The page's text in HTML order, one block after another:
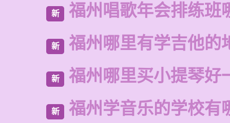
新 福州唱歌年会排练班
新 福州哪里有学吉他的
新 福州哪里买小提琴好
新 福州学音乐的学校有